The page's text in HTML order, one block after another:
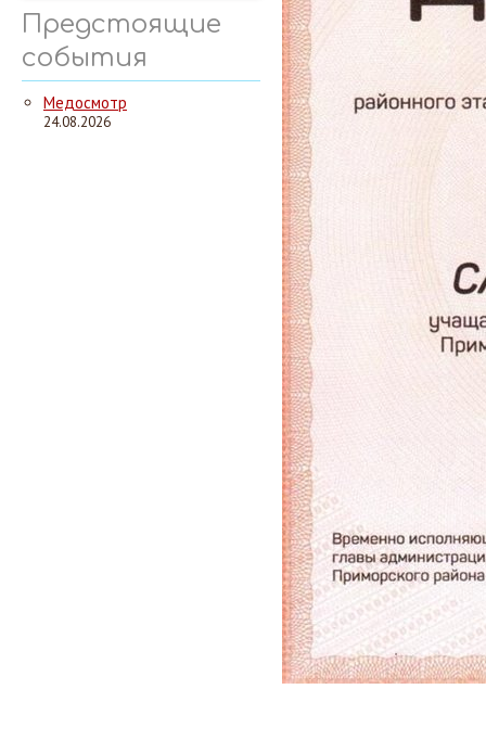
Предстоящие
события
Медосмотр
24.08.2026